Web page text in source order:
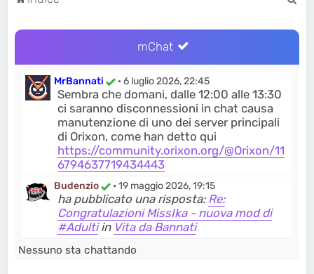
r
mChat
MrBannati •6 luglio 2026, 22:45
Sembra che domani, dalle 12:00 alle 13:30
ci saranno disconnessioni in chat causa
manutenzione di uno dei server principali
di Orixon, come han detto qui
https://community.orixon.org/@Orixon/11
6794637719434443
Budenzio •19 maggio 2026, 19:15
ha pubblicato una risposta: Re:
Congratulazioni MissIka - nuova mod di
#Adultiin Vita da Bannati
Budenzio •19 maggio 2026, 19:14
Nessuno sta chattando